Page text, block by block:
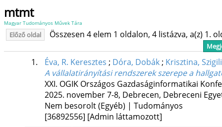
mtmt
Magyar Tudományos Művek Tára
Előző oldal Összesen 4 elem 1 oldalon, 4 listázva, a(z) 1.
1. Éva, R. Keresztes ; Dóra, Dobák; Krisztina, Szigili
A vállalatirányítási rendszerek szerepe a
XXI. OGIK Országos Gazdaságinformatikai
2025. november 7-8, Debrecen, Debreceni
Nem besorolt (Egyéb) | Tudományos
[36892556] [Admin láttamozott]